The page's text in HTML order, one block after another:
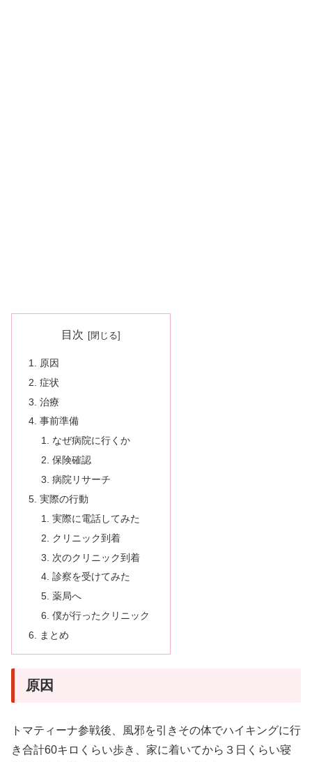
目次
原因
症状
治療
事前準備
なぜ病院に行くか
保険確認
病院リサーチ
実際の行動
実際に電話してみた
クリニック到着
次のクリニック到着
診察を受けてみた
薬局へ
僕が行ったクリニック
まとめ
原因
トマティーナ参戦後、風邪を引きその体でハイキングに行
き合計60キロくらい歩き、家に着いてから３日くらい寝